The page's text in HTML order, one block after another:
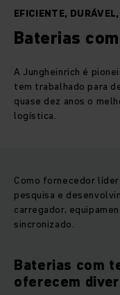
EFICIENTE,
Baterias
A Jungheinrich é
tem trabalhado para
quase dez anos o
logística.
Como fornecedor
pesquisa e
carregador,
sincronizado.
Baterias com
oferecem